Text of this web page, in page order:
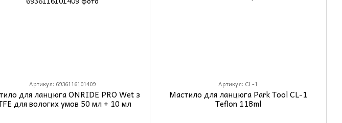
Артикул: 6936116101409
для ланцюга ONRIDE PRO Wet з
для вологих умов 50 мл + 10 мл
Артикул: CL-1
Мастило для ланцюга Park Tool CL-1
Teflon 118ml